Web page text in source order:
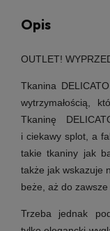
Opis
OUTLET!
Tkanina
wytrzymałością,
Tkaninę
i ciekawy splot, a
takie tkaniny jak
także jak wskazuje
beże, aż do zawsze
Trzeba jednak